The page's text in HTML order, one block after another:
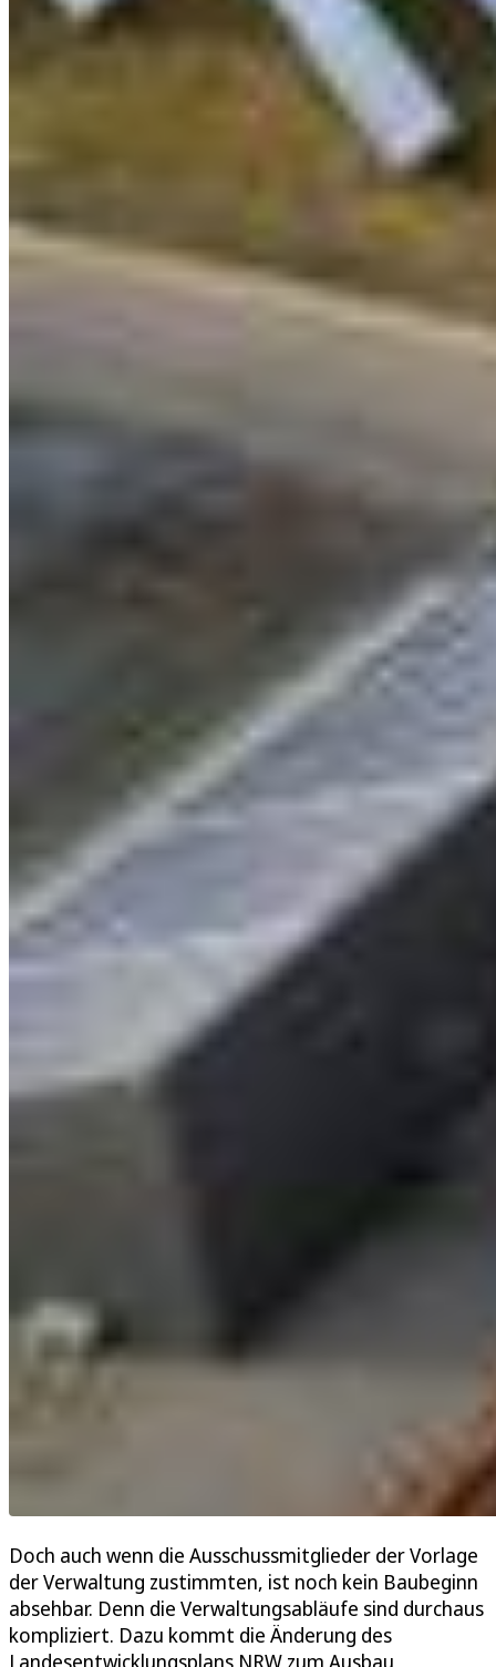
Doch auch wenn die Ausschussmitglieder der Vorlage
der Verwaltung zustimmten, ist noch kein Baubeginn
absehbar. Denn die Verwaltungsabläufe sind durchaus
kompliziert. Dazu kommt die Änderung des
Landesentwicklungsplans NRW zum Ausbau